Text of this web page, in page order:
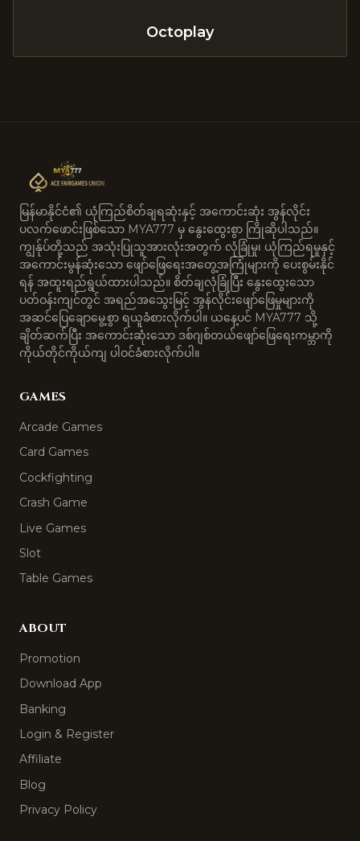
Octoplay
မြန်မာနိုင်ငံ၏ ယုံကြည်စိတ်ချရဆုံးနှင့် အကောင်းဆုံး အွန်လိုင်း
ပလက်ဖောင်းဖြစ်သော MYA777 မှ နွေးထွေးစွာ ကြိုဆိုပါသည်။
ကျွန်ုပ်တို့သည် အသုံးပြုသူအားလုံးအတွက် လုံခြုံမှု၊ ယုံကြည်ရမှုနှင့်
အကောင်းမွန်ဆုံးသော ဖျော်ဖြေရေးအတွေ့အကြုံများကို ပေးစွမ်းနိုင်
ရန် အထူးရည်ရွယ်ထားပါသည်။ စိတ်ချလုံခြုံပြီး နွေးထွေးသော
ပတ်ဝန်းကျင်တွင် အရည်အသွေးမြင့် အွန်လိုင်းဖျော်ဖြေမှုများကို
အဆင်ပြေချောမွေ့စွာ ရယူခံစားလိုက်ပါ။ ယနေ့ပင် MYA777 သို့
ချိတ်ဆက်ပြီး အကောင်းဆုံးသော ဒစ်ဂျစ်တယ်ဖျော်ဖြေရေးကမ္ဘာကို
ကိုယ်တိုင်ကိုယ်ကျ ပါဝင်ခံစားလိုက်ပါ။
GAMES
Arcade Games
Card Games
Cockfighting
Crash Game
Live Games
Slot
Table Games
ABOUT
Promotion
Download App
Banking
Login & Register
Affiliate
Blog
Privacy Policy